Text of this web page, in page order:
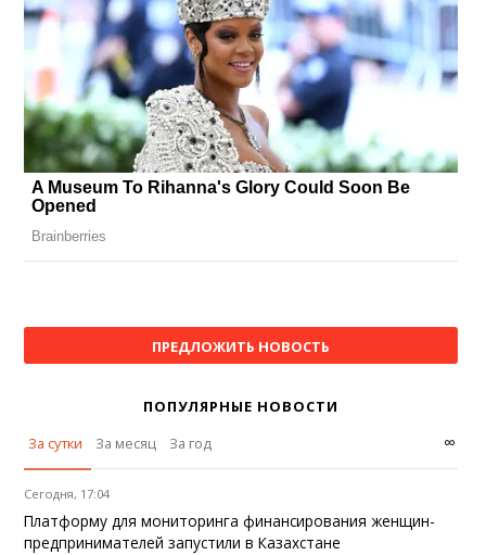
ПРЕДЛОЖИТЬ НОВОСТЬ
ПОПУЛЯРНЫЕ НОВОСТИ
За сутки
За месяц За год ∞
Сегодня, 17:04
Платформу для мониторинга финансирования женщин-
предпринимателей запустили в Казахстане